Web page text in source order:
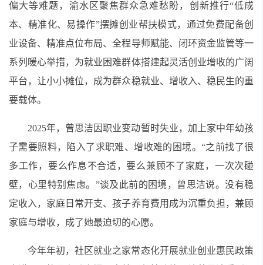
偏大等难题，渝水区聚焦群众急难愁盼，创新推行“低成
本、精准化、易操作”摆摊创业帮扶模式，通过免费配备创
业设备、精准点位布局、全程导师赋能、闭环资金监管等一
系列暖心举措，为就业困难群体搭建起灵活创业增收的广阔
平台，让小小摊位，成为群众稳就业、增收入、稳民生的重
要载体。
2025年，曾思洁因职业变动暂时失业，加上家中年幼孩
子需要照料，陷入了求职难、增收难的困境。“之前找了很
多工作，要么作息不合适，要么兼顾不了家庭，一次次碰
壁，心里特别焦虑。”谈及此前的困境，曾思洁说。没有稳
定收入，家庭日常开支、孩子养育费用成为沉重负担，兼顾
家庭与增收，成了她最迫切的心愿。
今年年初，社区就业之家常态化开展就业创业惠民政策